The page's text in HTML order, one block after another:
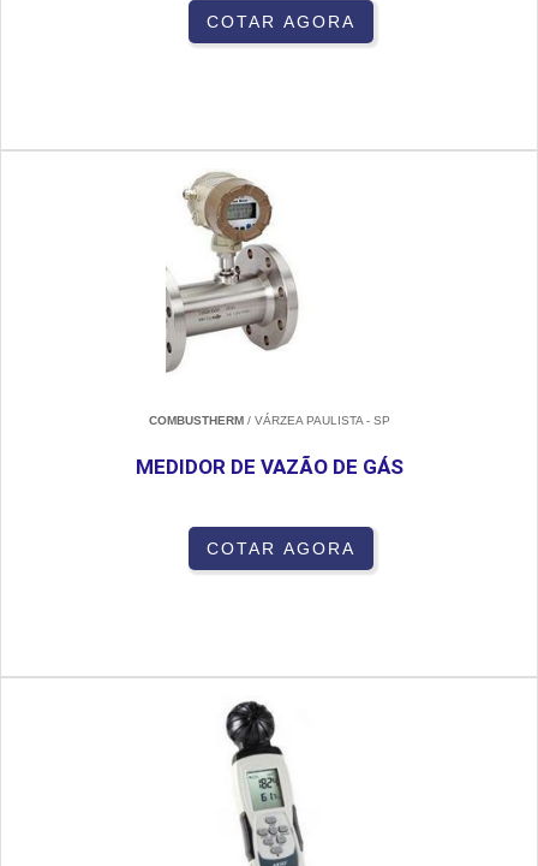
COTAR AGORA
COMBUSTHERM / VÁRZEA PAULISTA - SP
MEDIDOR DE VAZÃO DE GÁS
COTAR AGORA